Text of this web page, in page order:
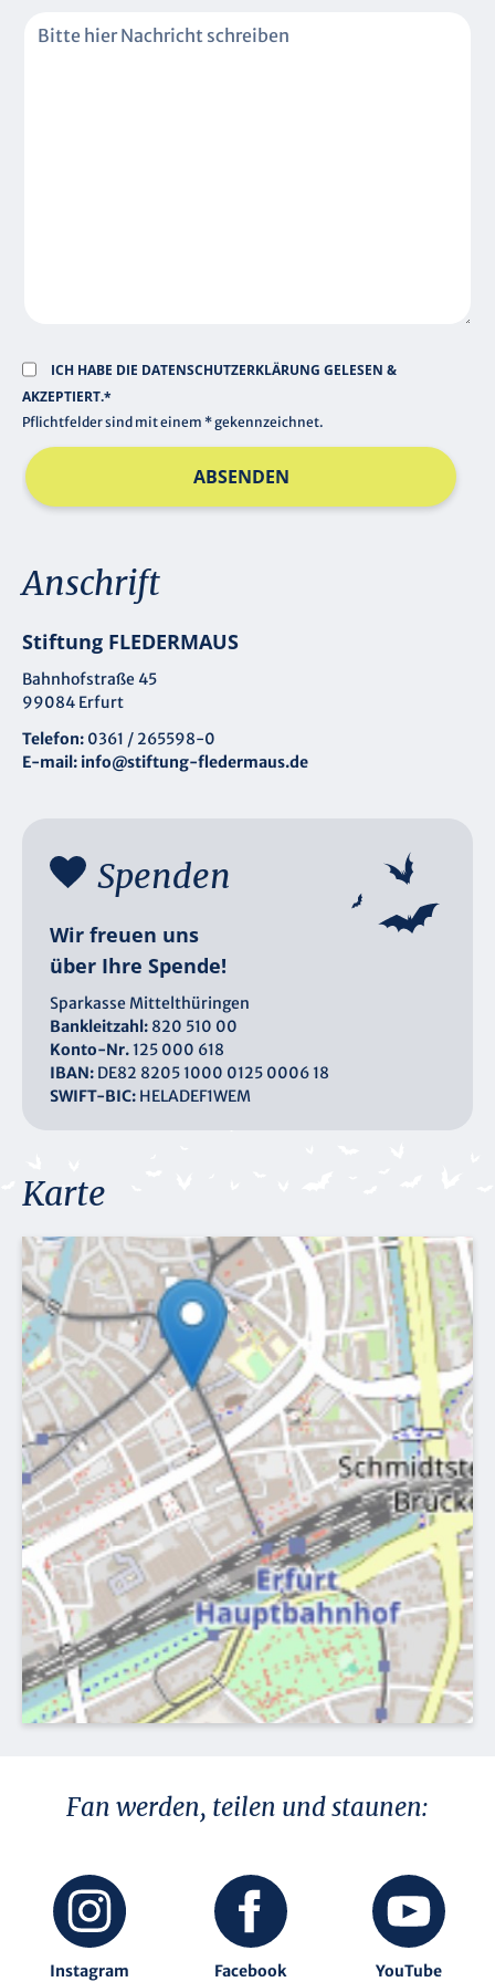
H
ICH HABE DIE DATENSCHUTZERKLÄRUNG GELESEN &
AKZEPTIERT.*
Pflichtfelder sind mit einem * gekennzeichnet.
ABSENDEN
Anschrift
Stiftung FLEDERMAUS
Bahnhofstraße 45
99084 Erfurt
Telefon: 0361 / 265598-0
E-mail: info@stiftung-fledermaus.de
Spenden
Wir freuen uns
über Ihre Spende!
Sparkasse Mittelthüringen
Bankleitzahl: 820 510 00
Konto-Nr. 125 000 618
IBAN: DE82 8205 1000 0125 0006 18
SWIFT-BIC: HELADEF1WEM
Karte
Fan werden, teilen und staunen:
Instagram Facebook YouTube